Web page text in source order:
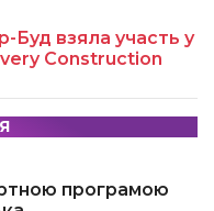
Буд взяла участь у
Construction
програмою